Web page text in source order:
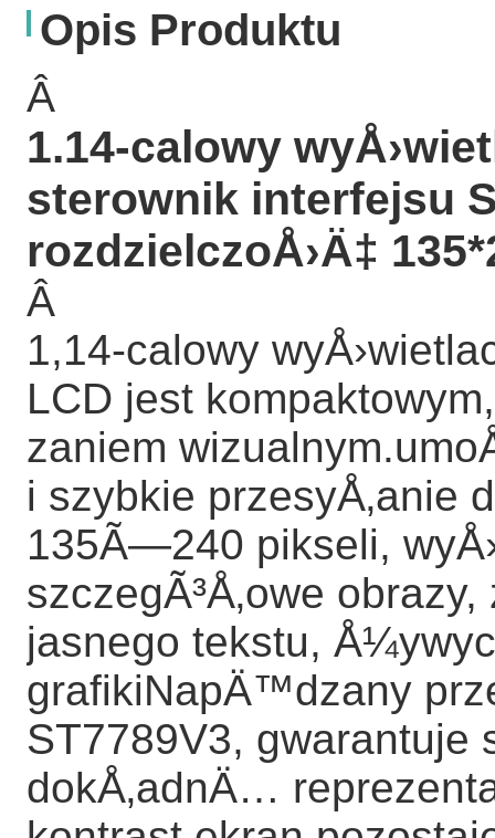
Opis Produktu
Â
1.14-calowy
sterownik interfejsu
rozdzielczoÅ›Ä‡
Â
1,14-calowy
LCD jest
zaniem
i szybkie przesyÅ‚anie
135Ã—240 pikseli,
szczegÃ³Å‚owe
jasnego tekstu,
grafikiNapÄ™dzany
ST7789V3,
dokÅ‚adnÄ…